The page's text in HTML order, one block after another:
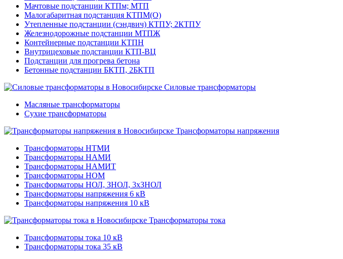
Мачтовые подстанции КТПм; МТП
Малогабаритная подстанция КТПМ(О)
Утепленные подстанции (сэндвич) КТПУ; 2КТПУ
Железнодорожные подстанции МТПЖ
Контейнерные подстанции КТПН
Внутрицеховые подстанции КТП-ВЦ
Подстанции для прогрева бетона
Бетонные подстанции БКТП, 2БКТП
Силовые трансформаторы
Масляные трансформаторы
Сухие трансформаторы
Трансформаторы напряжения
Трансформаторы НТМИ
Трансформаторы НАМИ
Трансформаторы НАМИТ
Трансформаторы НОМ
Трансформаторы НОЛ, ЗНОЛ, 3хЗНОЛ
Трансформаторы напряжения 6 кВ
Трансформаторы напряжения 10 кВ
Трансформаторы тока
Трансформаторы тока 10 кВ
Трансформаторы тока 35 кВ